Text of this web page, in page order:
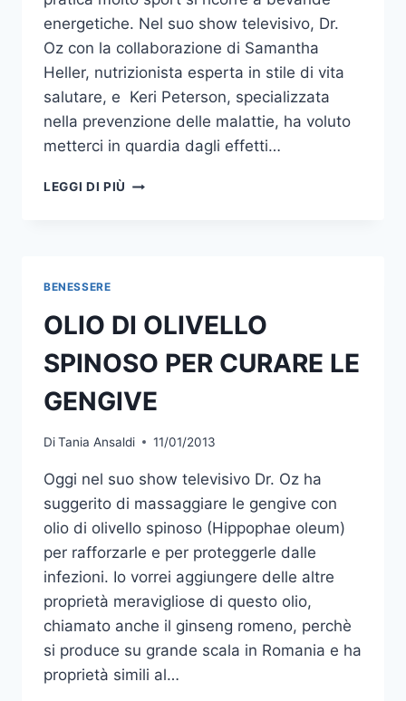
energetiche. Nel suo show televisivo, Dr.
Oz con la collaborazione di Samantha
Heller, nutrizionista esperta in stile di vita
salutare, e Keri Peterson, specializzata
nella prevenzione delle malattie, ha voluto
metterci in quardia dagli effetti…
LEGGI DI PIÙ CAUTELA
BENESSERE
OLIO DI OLIVELLO
SPINOSO PER CURARE LE
GENGIVE
DiTania Ansaldi 11/01/2013
Oggi nel suo show televisivo Dr. Oz ha
suggerito di massaggiare le gengive con
olio di olivello spinoso (Hippophae oleum)
per rafforzarle e per proteggerle dalle
infezioni. Io vorrei aggiungere delle altre
proprietà meravigliose di questo olio,
chiamato anche il ginseng romeno, perchè
si produce su grande scala in Romania e ha
proprietà simili al…